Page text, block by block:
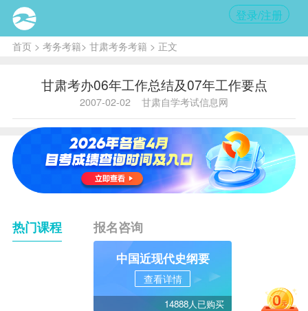
登录/注册
首页> 考务考籍> 甘肃考务考籍 > 正文
甘肃考办06年工作总结及07年工作要点
2007-02-02 甘肃自学考试信息网
热门课程 报名咨询
中国近现代史纲要
查看详情
14888人已购买